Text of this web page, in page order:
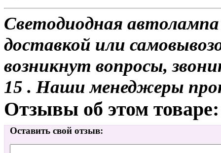
Светодиодная
доставкой или
возникнут вопросы,
15 . Наши менеджеры
Отзывы об этом товаре:
Оставить свой отзыв: